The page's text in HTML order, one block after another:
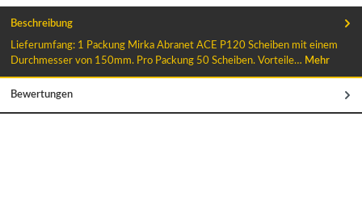
Beschreibung
Lieferumfang: 1 Packung Mirka Abranet ACE P120 Scheiben mit einem
Durchmesser von 150mm. Pro Packung 50 Scheiben. Vorteile… Mehr
Bewertungen